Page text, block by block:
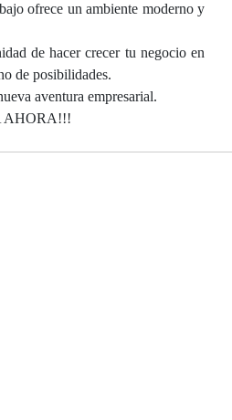
ofrece un ambiente moderno y
de hacer crecer tu negocio en
de posibilidades.
aventura empresarial.
AHORA!!!